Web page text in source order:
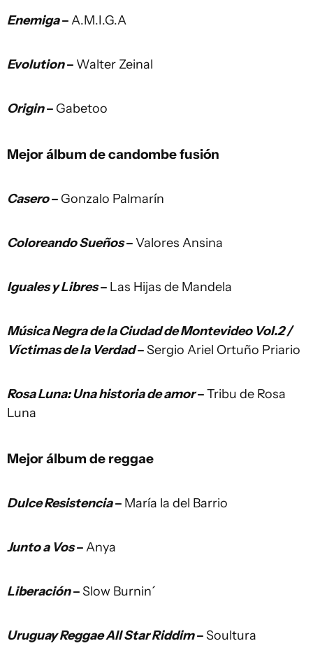
Enemiga–A.M.I.G.A
Evolution– Walter Zeinal
Origin– Gabetoo
Mejor álbum de candombe fusión
Casero– Gonzalo Palmarín
Coloreando Sueños–Valores Ansina
Iguales y Libres– Las Hijas de Mandela
Música Negra de la Ciudad de Montevideo Vol.2 /
Víctimas de la Verdad–Sergio Ariel Ortuño Priario
Rosa Luna: Una historia de amor–Tribu de Rosa
Luna
Mejor álbum de reggae
Dulce Resistencia– María la del Barrio
Junto a Vos–Anya
Liberación–Slow Burnin´
Uruguay Reggae All Star Riddim–Soultura